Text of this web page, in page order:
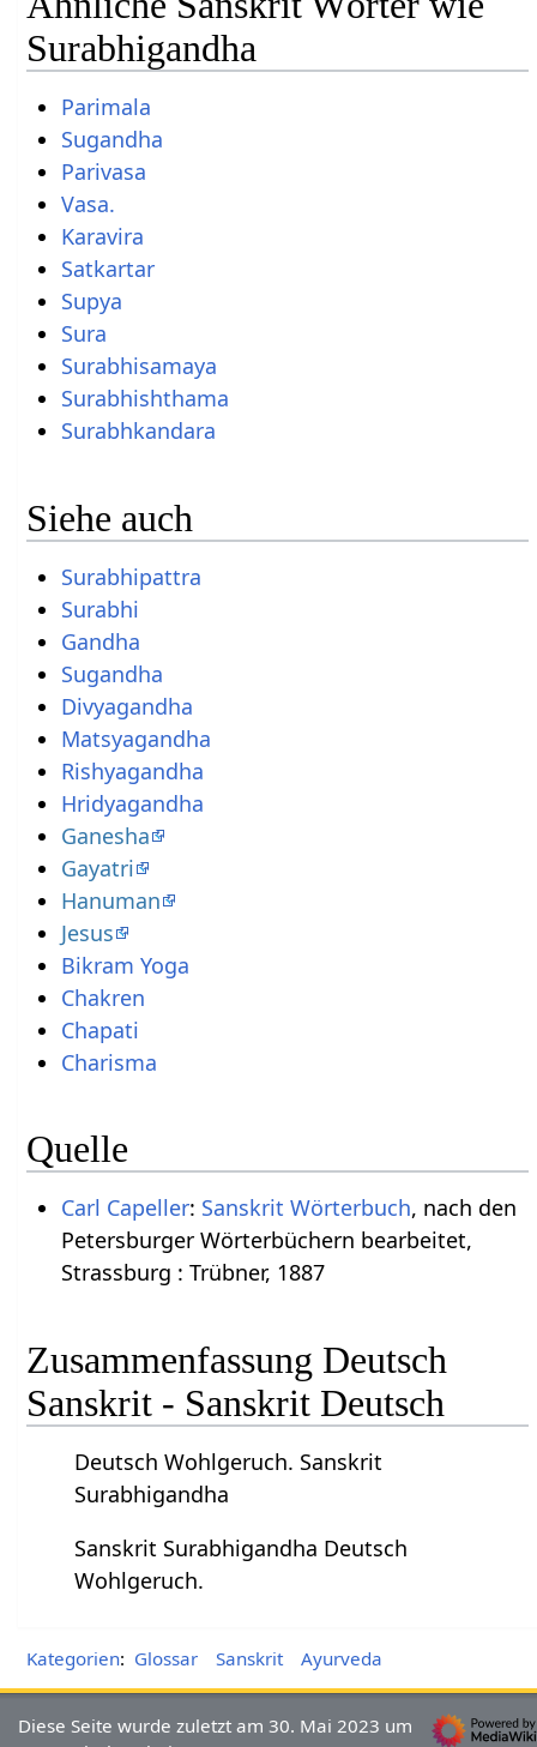
Surabhigandha
Parimala
Sugandha
Parivasa
Vasa.
Karavira
Satkartar
Supya
Sura
Surabhisamaya
Surabhishthama
Surabhkandara
Siehe auch
Surabhipattra
Surabhi
Gandha
Sugandha
Divyagandha
Matsyagandha
Rishyagandha
Hridyagandha
Ganesha
Gayatri
Hanuman
Jesus
Bikram Yoga
Chakren
Chapati
Charisma
Quelle
Carl Capeller: Sanskrit Wörterbuch, nach den
Petersburger Wörterbüchern bearbeitet,
Strassburg : Trübner, 1887
Zusammenfassung Deutsch
Sanskrit - Sanskrit Deutsch
Deutsch Wohlgeruch. Sanskrit
Surabhigandha
Sanskrit Surabhigandha Deutsch
Wohlgeruch.
Kategorien: Glossar Sanskrit Ayurveda
Diese Seite wurde zuletzt am 30. Mai 2023 um